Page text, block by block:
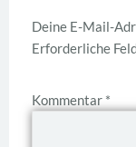
Deine E-Mail-
Erforderliche
Kommentar *